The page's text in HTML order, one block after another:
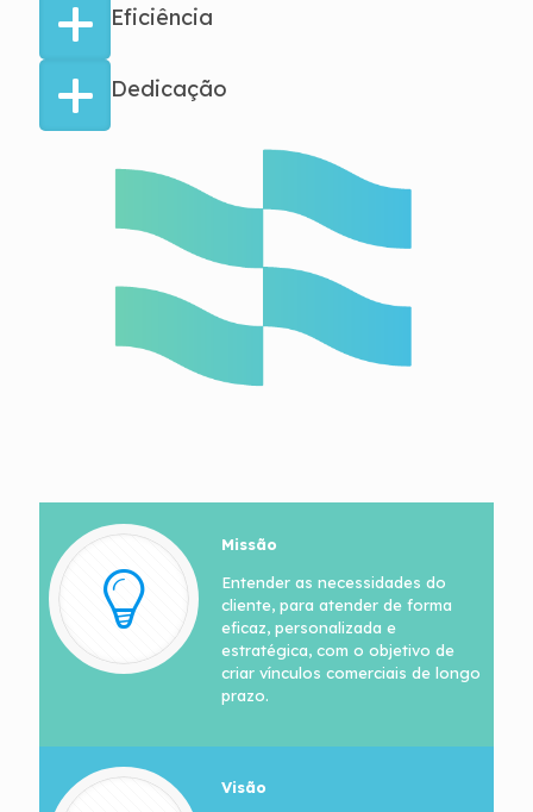
Eficiência
Dedicação
Missão
Entender as necessidades do
cliente, para atender de forma
eficaz, personalizada e
estratégica, com o objetivo de
criar vínculos comerciais de longo
prazo.
Visão